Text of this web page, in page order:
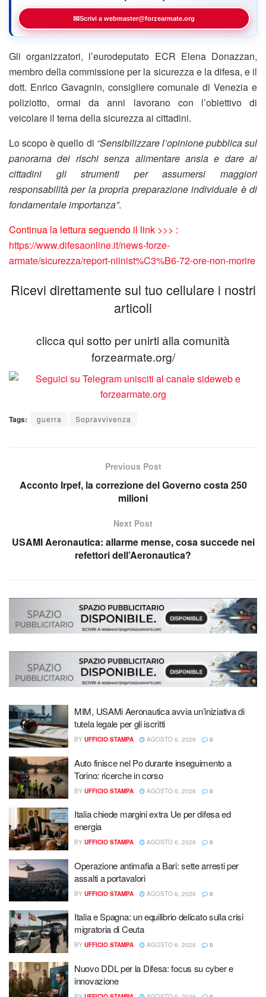
✉Scrivi a webmaster@forzearmate.org
Gli organizzatori, l’eurodeputato ECR Elena Donazzan,
membro della commissione per la sicurezza e la difesa, e il
dott. Enrico Gavagnin, consigliere comunale di Venezia e
poliziotto, ormai da anni lavorano con l’obiettivo di
veicolare il tema della sicurezza ai cittadini.
Lo scopo è quello di “Sensibilizzare l’opinione pubblica sul
panorama dei rischi senza alimentare ansia e dare ai
cittadini gli strumenti per assumersi maggiori
responsabilità per la propria preparazione individuale è di
fondamentale importanza”.
Continua la lettura seguendo il link >>> :
https://www.difesaonline.it/news-forze-
armate/sicurezza/report-niinist%C3%B6-72-ore-non-morire
Ricevi direttamente sul tuo cellulare i nostri
articoli
clicca qui sotto per unirti alla comunità
forzearmate.org/
Tags: guerra Sopravvivenza
Previous Post
Acconto Irpef, la correzione del Governo costa 250
milioni
Next Post
USAMI Aeronautica: allarme mense, cosa succede nei
refettori dell’Aeronautica?
MIM, USAMi Aeronautica avvia un’iniziativa di
tutela legale per gli iscritti
BY UFFICIO STAMPA AGOSTO 6, 2026 0
Auto finisce nel Po durante inseguimento a
Torino: ricerche in corso
BY UFFICIO STAMPA AGOSTO 6, 2026 0
Italia chiede margini extra Ue per difesa ed
energia
BY UFFICIO STAMPA AGOSTO 6, 2026 0
Operazione antimafia a Bari: sette arresti per
assalti a portavalori
BY UFFICIO STAMPA AGOSTO 6, 2026 0
Italia e Spagna: un equilibrio delicato sulla crisi
migratoria di Ceuta
BY UFFICIO STAMPA AGOSTO 6, 2026 0
Nuovo DDL per la Difesa: focus su cyber e
innovazione